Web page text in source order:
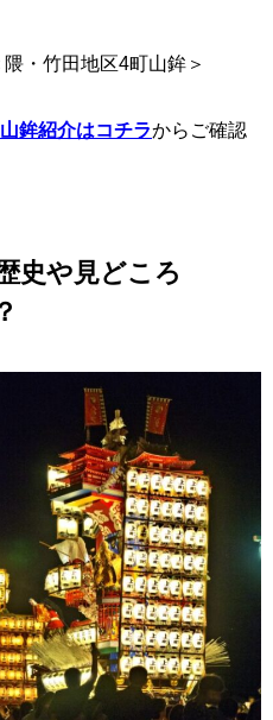
竹田地区4町山鉾＞
鉾紹介はコチラからご確認
史や見どころ